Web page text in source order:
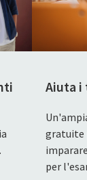
Aiuta i
gratuite
per